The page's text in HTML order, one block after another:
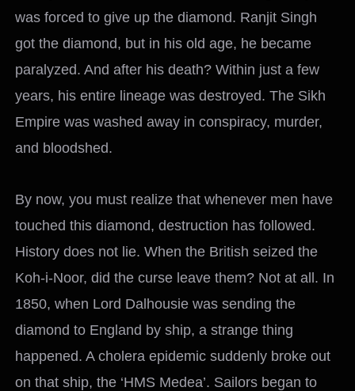
was forced to give up the diamond. Ranjit Singh
got the diamond, but in his old age, he became
paralyzed. And after his death? Within just a few
years, his entire lineage was destroyed. The Sikh
Empire was washed away in conspiracy, murder,
and bloodshed.
By now, you must realize that whenever men have
touched this diamond, destruction has followed.
History does not lie. When the British seized the
Koh-i-Noor, did the curse leave them? Not at all. In
1850, when Lord Dalhousie was sending the
diamond to England by ship, a strange thing
happened. A cholera epidemic suddenly broke out
on that ship, the ‘HMS Medea’. Sailors began to